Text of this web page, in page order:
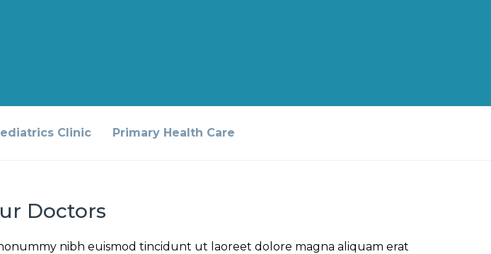
Clinic Primary Health Care
Doctors
nibh euismod tincidunt ut laoreet dolore magna aliquam erat